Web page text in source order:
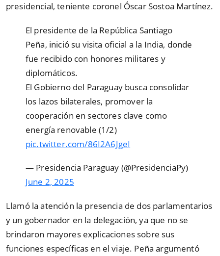
presidencial, teniente coronel Óscar Sostoa Martínez.
El presidente de la República Santiago
Peña, inició su visita oficial a la India, donde
fue recibido con honores militares y
diplomáticos.
El Gobierno del Paraguay busca consolidar
los lazos bilaterales, promover la
cooperación en sectores clave como
energía renovable (1/2)
pic.twitter.com/86I2A6JgeI
— Presidencia Paraguay (@PresidenciaPy)
June 2, 2025
Llamó la atención la presencia de dos parlamentarios
y un gobernador en la delegación, ya que no se
brindaron mayores explicaciones sobre sus
funciones específicas en el viaje. Peña argumentó